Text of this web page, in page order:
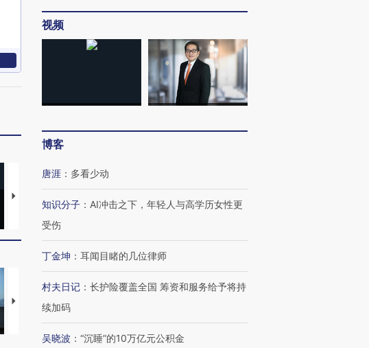
马航飞行员跨国走私7万
粒摇头丸 尿检体内含3种
度Z世代 用街头抗争将教
机”？难民潮撕裂西班牙
特朗普出席葬礼疑似打瞌
睡引争议 白宫怒斥批评
者“堕落的白痴”
阿根廷3-0阿尔及利亚
猛犸象化石接连露出
视频
博客
唐涯 ： 多看少动
知识分子 ： AI冲击之下，年轻人与高学历女性更
受伤
丁金坤 ： 耳闻目睹的几位律师
村夫日记 ： 长护险覆盖全国 筹资和服务给予将持
续加码
吴晓波 ： “沉睡”的10万亿元公积金